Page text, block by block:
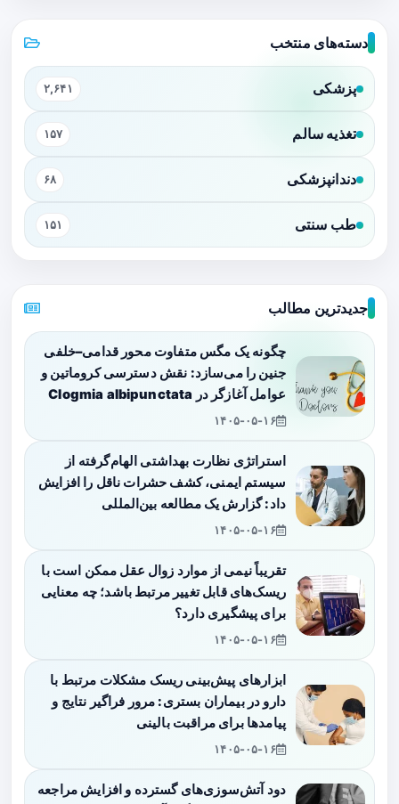
دسته‌های منتخب
پزشکی ۲,۶۴۱
تغذیه سالم ۱۵۷
دندانپزشکی ۶۸
طب سنتی ۱۵۱
جدیدترین مطالب
چگونه یک مگس متفاوت محور قدامی–خلفی
جنین را می‌سازد: نقش دسترسی کروماتین و
عوامل آغازگر در Clogmia albipunctata
۱۴۰۵-۰۵-۱۶
استراتژی نظارت بهداشتی الهام‌گرفته از
سیستم ایمنی، کشف حشرات ناقل را افزایش
داد: گزارش یک مطالعه بین‌المللی
۱۴۰۵-۰۵-۱۶
تقریباً نیمی از موارد زوال عقل ممکن است با
ریسک‌های قابل تغییر مرتبط باشد؛ چه معنایی
برای پیشگیری دارد؟
۱۴۰۵-۰۵-۱۶
ابزارهای پیش‌بینی ریسک مشکلات مرتبط با
دارو در بیماران بستری: مرور فراگیر نتایج و
پیامدها برای مراقبت بالینی
۱۴۰۵-۰۵-۱۶
دود آتش‌سوزی‌های گسترده و افزایش مراجعه